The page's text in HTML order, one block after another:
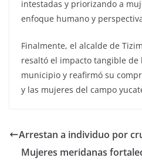
intestadas y priorizando a
enfoque humano y
Finalmente, el alcalde de
resaltó el impacto tangible
municipio y reafirmó su
y las mujeres del campo
Arrestan a individuo por
Mujeres meridanas